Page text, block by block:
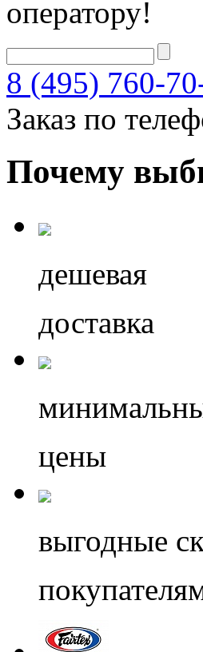
оператору!
8 (495) 760-
Заказ по
Почему
дешевая
доставка
цены
выгодные